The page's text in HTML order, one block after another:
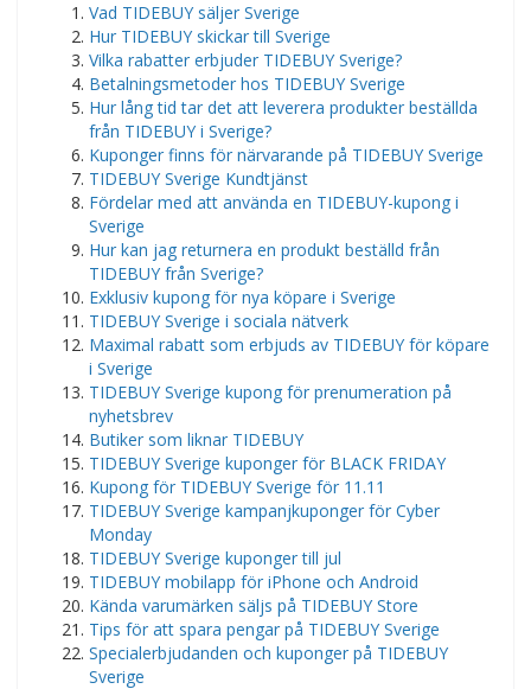
​Vad TIDEBUY säljer Sverige
Hur TIDEBUY skickar till Sverige
Vilka rabatter erbjuder TIDEBUY Sverige?
Betalningsmetoder hos TIDEBUY Sverige
Hur lång tid tar det att leverera produkter beställda
från TIDEBUY i Sverige?
Kuponger finns för närvarande på TIDEBUY Sverige
TIDEBUY Sverige Kundtjänst
Fördelar med att använda en TIDEBUY-kupong i
Sverige
Hur kan jag returnera en produkt beställd från
TIDEBUY från Sverige?
Exklusiv kupong för nya köpare i Sverige
TIDEBUY Sverige i sociala nätverk
Maximal rabatt som erbjuds av TIDEBUY för köpare
i Sverige
TIDEBUY Sverige kupong för prenumeration på
nyhetsbrev
Butiker som liknar TIDEBUY
TIDEBUY Sverige kuponger för BLACK FRIDAY
Kupong för TIDEBUY Sverige för 11.11
TIDEBUY Sverige kampanjkuponger för Cyber ​​​​
Monday
TIDEBUY Sverige kuponger till jul
TIDEBUY mobilapp för iPhone och Android
Kända varumärken säljs på TIDEBUY Store
Tips för att spara pengar på TIDEBUY Sverige
Specialerbjudanden och kuponger på TIDEBUY
Sverige